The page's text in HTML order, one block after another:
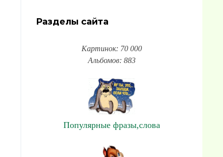
Разделы сайта
Картинок: 70 000
Альбомов: 883
Популярные фразы,слова